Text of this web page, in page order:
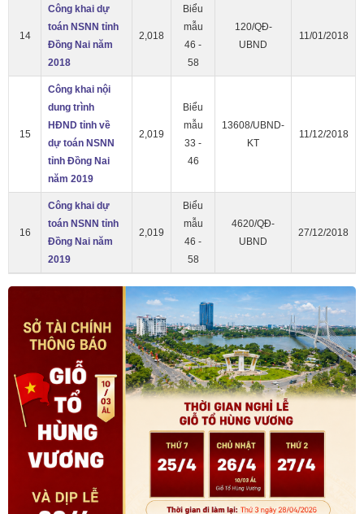
14
Công khai dự
toán NSNN tỉnh
Đồng Nai năm
2018
2,018
Biểu
mẫu
46 -
58
120/QĐ-
UBND
11/01/2018
15
Công khai nội
dung trình
HĐND tỉnh về
dự toán NSNN
tỉnh Đồng Nai
năm 2019
2,019
Biểu
mẫu
33 -
46
13608/UBND-
KT
11/12/2018
16
Công khai dự
toán NSNN tỉnh
Đồng Nai năm
2019
2,019
Biểu
mẫu
46 -
58
4620/QĐ-
UBND
27/12/2018